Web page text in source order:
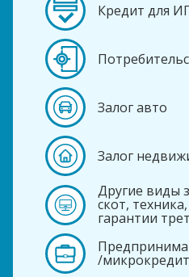
Кредит для
Залог авто
Залог
Другие виды
скот,
гарантии
/